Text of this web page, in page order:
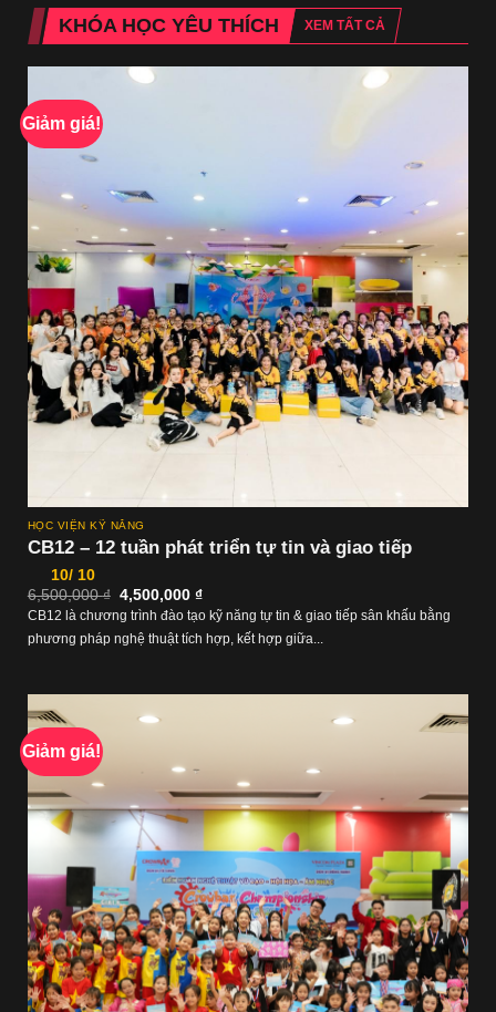
KHÓA HỌC YÊU THÍCH XEM TẤT CẢ
Giảm giá!
HỌC VIỆN KỸ NĂNG
CB12 – 12 tuần phát triển tự tin và giao tiếp
10/ 10
6,500,000₫ Giá
gốc
là:
6,500,000 ₫.
4,500,000 ₫Giá
hiện
tại
là:
CB12 là chương trình đào tạo kỹ năng tự tin & giao tiếp sân khấu bằng
phương pháp nghệ thuật tích hợp, kết hợp giữa...
Giảm giá!